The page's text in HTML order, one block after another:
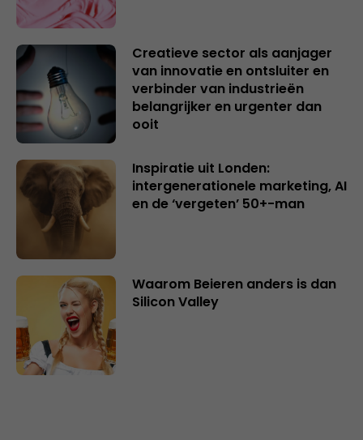
Creatieve sector als aanjager
van innovatie en ontsluiter en
verbinder van industrieën
belangrijker en urgenter dan
ooit
Inspiratie uit Londen:
intergenerationele marketing, AI
en de ‘vergeten’ 50+-man
Waarom Beieren anders is dan
Silicon Valley